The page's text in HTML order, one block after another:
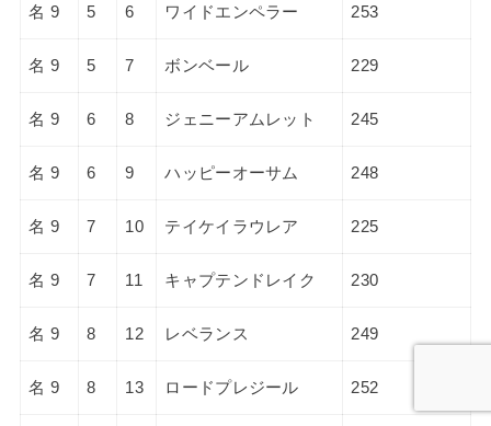
名 9 5 6 ワイドエンペラー 253
名 9 5 7 ボンベール 229
名 9 6 8 ジェニーアムレット 245
名 9 6 9 ハッピーオーサム 248
名 9 7 10 テイケイラウレア 225
名 9 7 11 キャプテンドレイク 230
名 9 8 12 レベランス 249
名 9 8 13 ロードプレジール 252